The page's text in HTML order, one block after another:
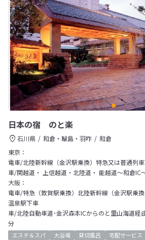
日本の宿 のと楽
石川県 和倉・輪島・羽咋
和倉
東京：
電車/北陸新幹線（金沢駅乗換）特急又は普通列
車/関越道・ 上信越道・北陸道・ 能越道～和倉IC
大阪：
電車/特急（敦賀駅乗換）北陸新幹線（金沢駅乗
温泉駅下車
車/北陸自動車道･金沢森本ICからのと里山海道経
分
エステ＆スパ 大浴場 貸切風呂 宅配サービス